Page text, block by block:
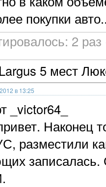
покупки
2
5 мест
в 13:25
_victor64_
Наконец
разместили
записалась.